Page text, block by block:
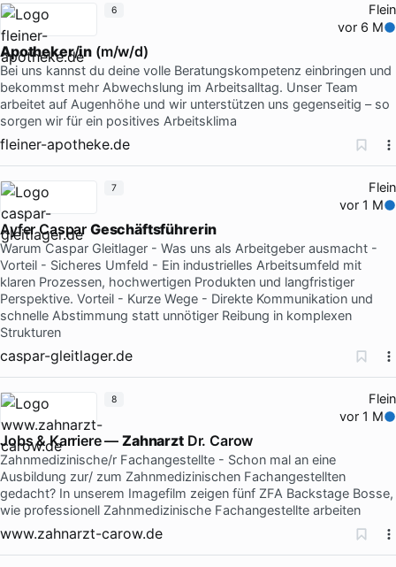
Flein
vor 6 M
Apotheker/in (m/w/d)
Bei uns kannst du deine volle Beratungskompetenz einbringen und
bekommst mehr Abwechslung im Arbeitsalltag. Unser Team
arbeitet auf Augenhöhe und wir unterstützen uns gegenseitig – so
sorgen wir für ein positives Arbeitsklima
fleiner-apotheke.de
6
Flein
vor 1 M
Ayfer Caspar Geschäftsführerin
Warum Caspar Gleitlager - Was uns als Arbeitgeber ausmacht -
Vorteil - Sicheres Umfeld - Ein industrielles Arbeitsumfeld mit
klaren Prozessen, hochwertigen Produkten und langfristiger
Perspektive. Vorteil - Kurze Wege - Direkte Kommunikation und
schnelle Abstimmung statt unnötiger Reibung in komplexen
Strukturen
caspar-gleitlager.de
7
Flein
vor 1 M
Jobs & Karriere —ZahnarztDr. Carow
Zahnmedizinische/r Fachangestellte - Schon mal an eine
Ausbildung zur/ zum Zahnmedizinischen Fachangestellten
gedacht? In unserem Imagefilm zeigen fünf ZFA Backstage Bosse,
wie professionell Zahnmedizinische Fachangestellte arbeiten
www.zahnarzt-carow.de
8